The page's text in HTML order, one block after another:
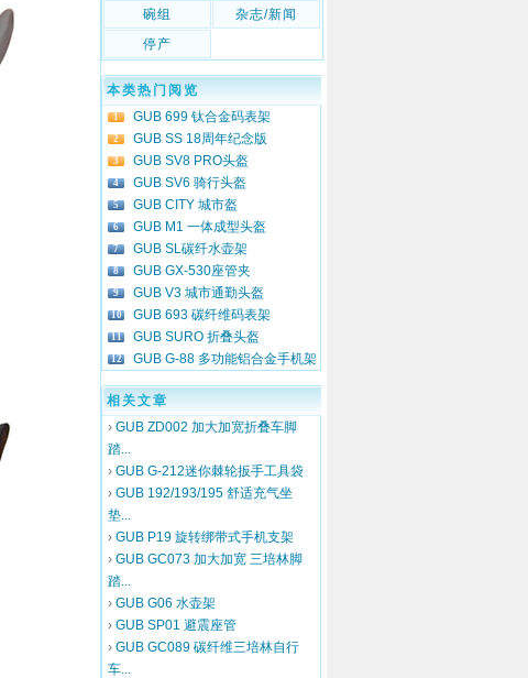
座管夹
车架
碗组
杂志/新闻
停产
本类热门阅览
1 GUB 699 钛合金码表架
2 GUB SS 18周年纪念版
3 GUB SV8 PRO头盔
4 GUB SV6 骑行头盔
5 GUB CITY 城市盔
6 GUB M1 一体成型头盔
7 GUB SL碳纤水壶架
8 GUB GX-530座管夹
9 GUB V3 城市通勤头盔
10 GUB 693 碳纤维码表架
11 GUB SURO 折叠头盔
12 GUB G-88 多功能铝合金手机架
相关文章
› GUB ZD002 加大加宽折叠车脚
踏...
› GUB G-212迷你棘轮扳手工具袋
› GUB 192/193/195 舒适充气坐
垫...
› GUB P19 旋转绑带式手机支架
› GUB GC073 加大加宽 三培林脚
踏...
› GUB G06 水壶架
› GUB SP01 避震座管
› GUB GC089 碳纤维三培林自行
车...